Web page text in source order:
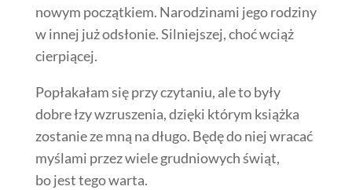
nowym początkiem. Narodzinami jego rodziny
w innej już odsłonie. Silniejszej, choć wciąż
cierpiącej.
Popłakałam się przy czytaniu, ale to były
dobre łzy wzruszenia, dzięki którym książka
zostanie ze mną na długo. Będę do niej wracać
myślami przez wiele grudniowych świąt,
bo jest tego warta.